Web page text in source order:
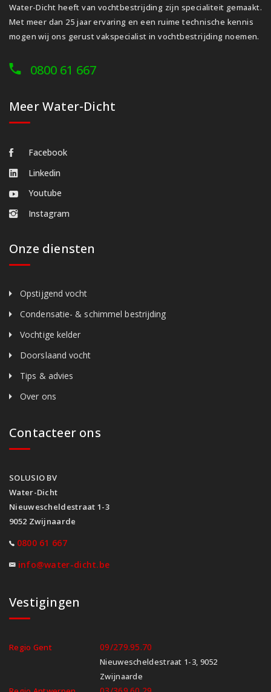
Water-Dicht heeft van vochtbestrijding zijn specialiteit gemaakt.
Met meer dan 25 jaar ervaring en een ruime technische kennis
mogen wij ons gerust vakspecialist in vochtbestrijding noemen.
0800 61 667
Meer Water-Dicht
Facebook
Linkedin
Youtube
Instagram
Onze diensten
Opstijgend vocht
Condensatie- & schimmel bestrijding
Vochtige kelder
Doorslaand vocht
Tips & advies
Over ons
Contacteer ons
SOLUSIO BV
Water-Dicht
Nieuwescheldestraat 1-3
9052 Zwijnaarde
0800 61 667
info@water-dicht.be
Vestigingen
Regio Gent 09/279.95.70
Nieuwescheldestraat 1-3, 9052
Zwijnaarde